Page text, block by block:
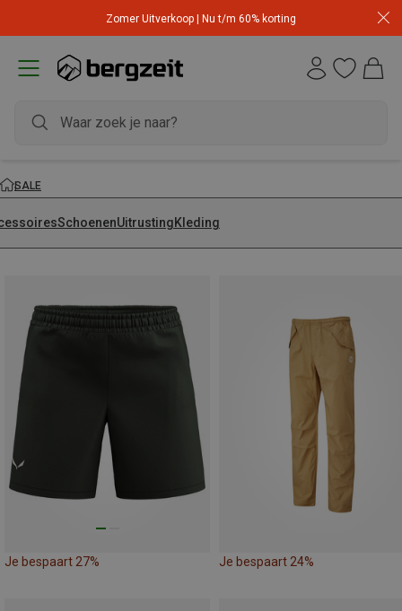
Zomer Uitverkoop | Nu t/m 60% korting
SALE
SchoenenUitrustingKleding
Je bespaart 27% Je bespaart 24%